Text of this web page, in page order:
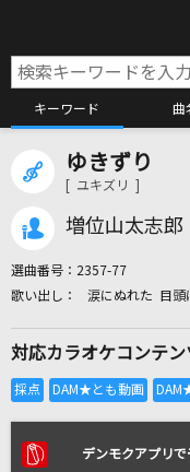
キーワード 曲
リアルタ
ゆきずり
[ ユキズリ ]
増位山太志郎
選曲番号： 2357-77
涙にぬれた 目頭
対応カラオケコンテン
デンモクアプリで